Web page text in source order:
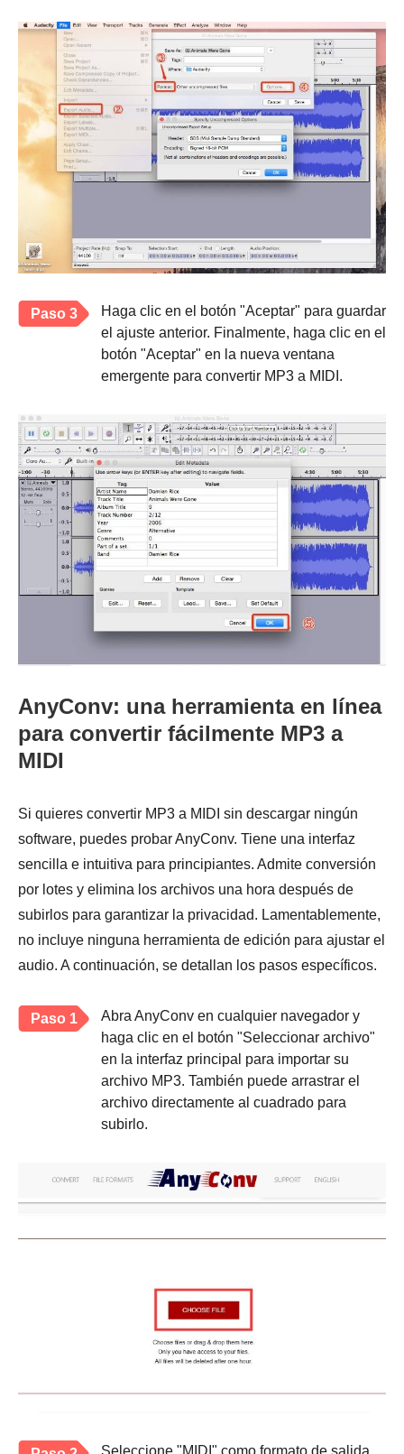
Paso 3
Haga clic en el botón "Aceptar" para guardar
el ajuste anterior. Finalmente, haga clic en el
botón "Aceptar" en la nueva ventana
emergente para convertir MP3 a MIDI.
AnyConv: una herramienta en línea
para convertir fácilmente MP3 a
MIDI
Si quieres convertir MP3 a MIDI sin descargar ningún
software, puedes probar AnyConv. Tiene una interfaz
sencilla e intuitiva para principiantes. Admite conversión
por lotes y elimina los archivos una hora después de
subirlos para garantizar la privacidad. Lamentablemente,
no incluye ninguna herramienta de edición para ajustar el
audio. A continuación, se detallan los pasos específicos.
Paso 1
Abra AnyConv en cualquier navegador y
haga clic en el botón "Seleccionar archivo"
en la interfaz principal para importar su
archivo MP3. También puede arrastrar el
archivo directamente al cuadrado para
subirlo.